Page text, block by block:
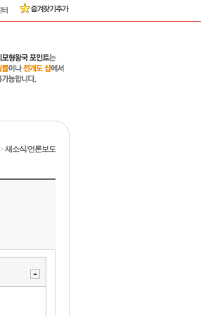
>새소식/언론보도